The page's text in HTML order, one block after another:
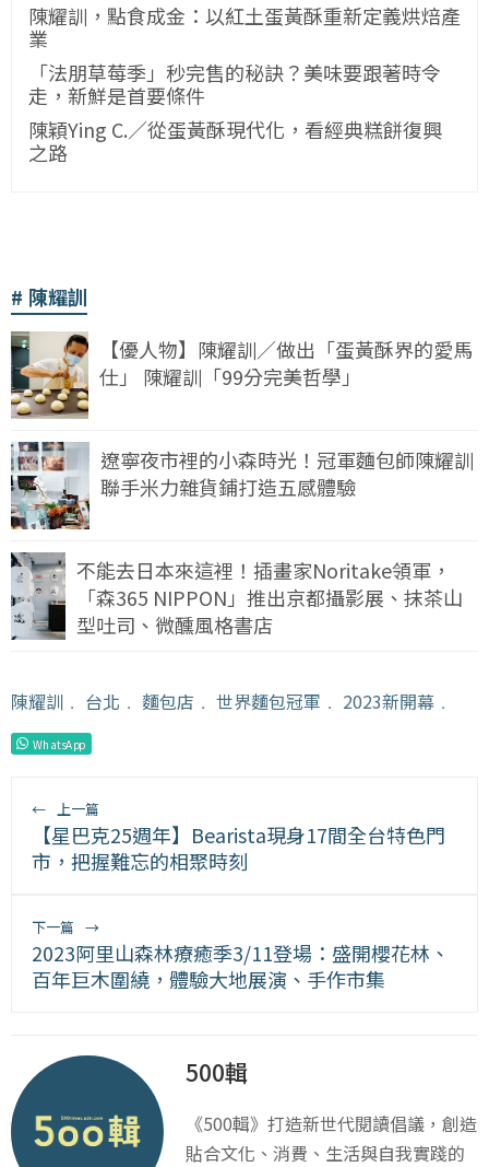
陳耀訓，點食成金：以紅土蛋黃酥重新定義烘焙產
業
「法朋草莓季」秒完售的秘訣？美味要跟著時令
走，新鮮是首要條件
陳穎Ying C.／從蛋黃酥現代化，看經典糕餅復興
之路
陳耀訓
【優人物】陳耀訓／做出「蛋黃酥界的愛馬
仕」 陳耀訓「99分完美哲學」
遼寧夜市裡的小森時光！冠軍麵包師陳耀訓
聯手米力雜貨鋪打造五感體驗
不能去日本來這裡！插畫家Noritake領軍，
「森365 NIPPON」推出京都攝影展、抹茶山
型吐司、微醺風格書店
陳耀訓 ﹒ 台北 ﹒ 麵包店 ﹒ 世界麵包冠軍 ﹒ 2023新開幕 ﹒
WhatsApp
← 上一篇
【星巴克25週年】Bearista現身17間全台特色門
市，把握難忘的相聚時刻
下一篇 →
2023阿里山森林療癒季3/11登場：盛開櫻花林、
百年巨木圍繞，體驗大地展演、手作市集
500輯
《500輯》打造新世代閱讀倡議，創造
貼合文化、消費、生活與自我實踐的